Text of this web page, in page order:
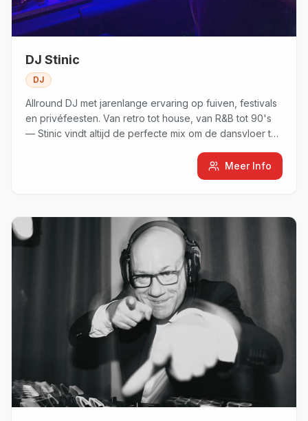
DJ Stinic
DJ
Allround DJ met jarenlange ervaring op fuiven, festivals
en privéfeesten. Van retro tot house, van R&B tot 90's
— Stinic vindt altijd de perfecte mix om de dansvloer te
Meer Info